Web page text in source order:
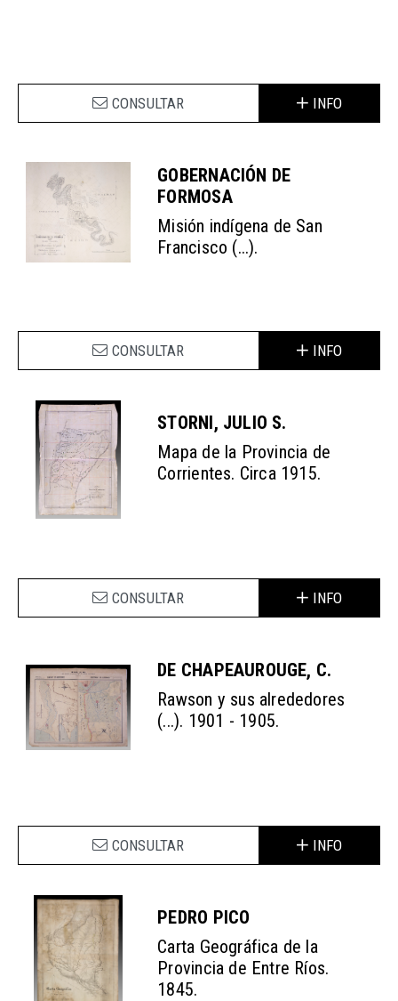
CONSULTAR INFO
GOBERNACIÓN DE
FORMOSA
Misión indígena de San
Francisco (...).
CONSULTAR INFO
STORNI, JULIO S.
Mapa de la Provincia de
Corrientes. Circa 1915.
CONSULTAR INFO
DE CHAPEAUROUGE, C.
Rawson y sus alrededores
(...). 1901 - 1905.
CONSULTAR INFO
PEDRO PICO
Carta Geográfica de la
Provincia de Entre Ríos.
1845.